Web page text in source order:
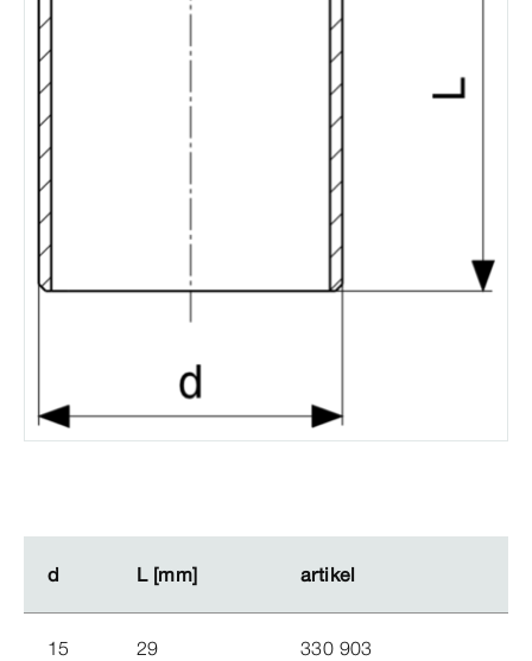
d L [mm] artikel
d L [mm] artikel
15 29 330 903